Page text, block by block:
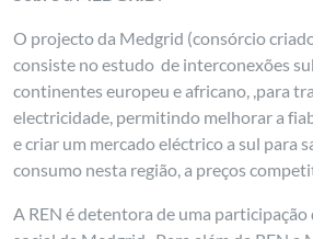
O projecto da Medgrid (consórcio
consiste no estudo de interconexões
continentes europeu e africano, ,para
electricidade, permitindo melhorar a
e criar um mercado eléctrico a sul para
consumo nesta região, a preços
A REN é detentora de uma participação